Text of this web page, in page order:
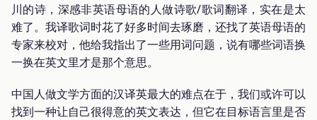
川的诗，深感非英语母语的人做诗歌/歌词翻译，实在是太
难了。我译歌词时花了好多时间去琢磨，还找了英语母语的
专家来校对，他给我指出了一些用词问题，说有哪些词语换
一换在英文里才是那个意思。
中国人做文学方面的汉译英最大的难点在于，我们或许可以
找到一种让自己很得意的英文表达，但它在目标语言里是否